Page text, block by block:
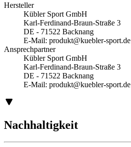
Hersteller
Kübler Sport GmbH
Karl-Ferdinand-Braun-Straße 3
DE - 71522 Backnang
E-Mail: produkt@kuebler-sport.de
Ansprechpartner
Kübler Sport GmbH
Karl-Ferdinand-Braun-Straße 3
DE - 71522 Backnang
E-Mail: produkt@kuebler-sport.de
Nachhaltigkeit